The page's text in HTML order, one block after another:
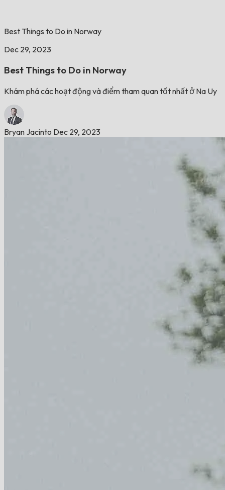
Best Things to Do in Norway
Dec 29, 2023
Best Things to Do in Norway
Khám phá các hoạt động và điểm tham quan tốt nhất ở Na Uy
Bryan Jacinto Dec 29, 2023